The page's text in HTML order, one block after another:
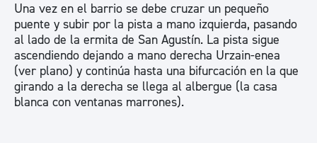
Una vez en el barrio se debe cruzar un pequeño
puente y subir por la pista a mano izquierda, pasando
al lado de la ermita de San Agustín. La pista sigue
ascendiendo dejando a mano derecha Urzain-enea
(ver plano) y continúa hasta una bifurcación en la que
girando a la derecha se llega al albergue (la casa
blanca con ventanas marrones).